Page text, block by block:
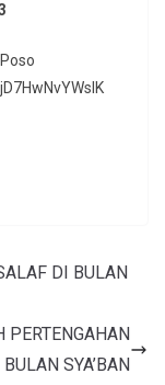
DI BULAN
PERTENGAHAN
BULAN SYA’BAN